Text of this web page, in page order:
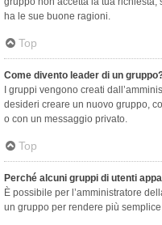
ha le sue buone ragioni.
Top
Come divento leader di un
I gruppi vengono creati
desideri creare un nuovo gruppo,
o con un messaggio privato.
Top
Perché alcuni gruppi di utenti
È possibile per l’amministratore
un gruppo per rendere più